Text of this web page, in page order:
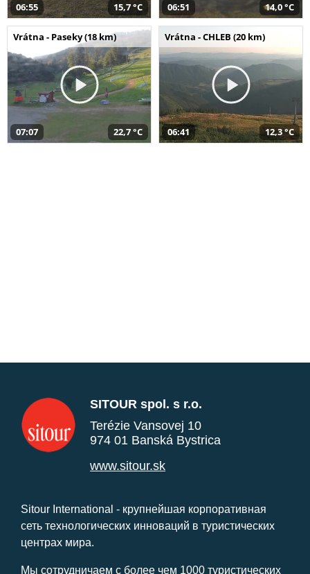
06:55 15,7 °C 06:51 14,0 °C
Vrátna - Paseky (18 km)
07:07 22,7 °C
Vrátna - CHLEB (20 km)
06:41 12,3 °C
SITOUR spol. s r.o.
Terézie Vansovej 10
974 01 Banská Bystrica
www.sitour.sk
Sitour International - крупнейшая корпоративная
сеть технологических инноваций в туристических
центрах мира.
Мы сотрудничаем с более чем 1000 туристических